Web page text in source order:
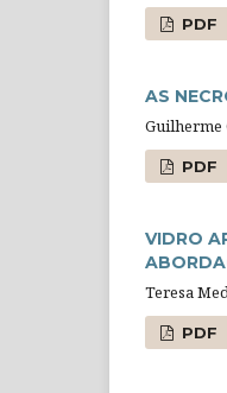
PDF
AS
Guilherme
PDF
VIDRO
Teresa
PDF